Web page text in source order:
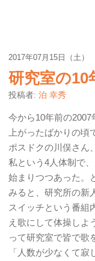
2017年07月15日（土）
研究室の10
投稿者: 泊 幸秀
今から10年前の
上がったばかりの
ポスドクの川俣さん
私という4人体制で
始まりつつあった。
みると、研究所の新
スイッチという番組
え歌にして体操しよ
って研究室で皆で歌
「人数が少なくて